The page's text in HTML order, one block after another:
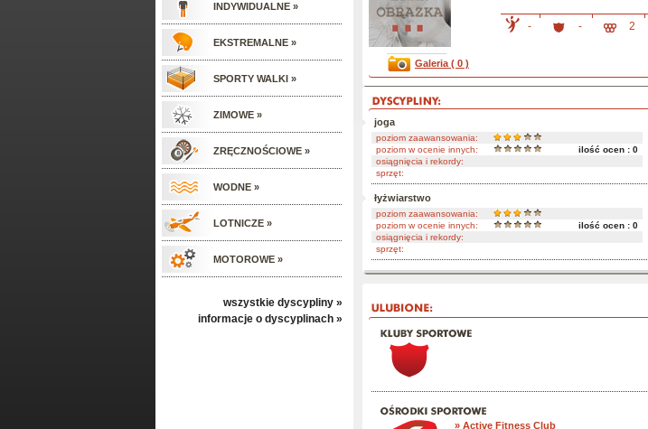
INDYWIDUALNE »
EKSTREMALNE »
SPORTY WALKI »
ZIMOWE »
ZRĘCZNOŚCIOWE »
WODNE »
LOTNICZE »
MOTOROWE »
wszystkie dyscypliny »
informacje o dyscyplinach »
- - 2
Galeria ( 0 )
joga
poziom zaawansowania:
poziom w ocenie innych:
ilość ocen : 0
osiągnięcia i rekordy:
sprzęt:
łyżwiarstwo
poziom zaawansowania:
poziom w ocenie innych:
ilość ocen : 0
osiągnięcia i rekordy:
sprzęt:
» Active Fitness Club